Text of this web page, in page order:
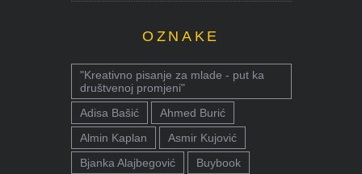
OZNAKE
"Kreativno pisanje za mlade - put ka
društvenoj promjeni"
Adisa Bašić
Ahmed Burić
Almin Kaplan
Asmir Kujović
Bjanka Alajbegović
Buybook